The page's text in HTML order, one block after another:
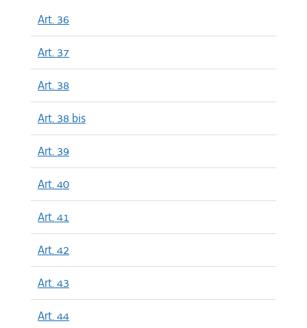
Art. 36
Art. 37
Art. 38
Art. 38 bis
Art. 39
Art. 40
Art. 41
Art. 42
Art. 43
Art. 44